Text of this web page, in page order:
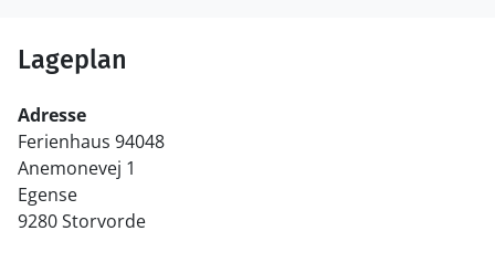
Lageplan
Adresse
Ferienhaus 94048
Anemonevej 1
Egense
9280 Storvorde